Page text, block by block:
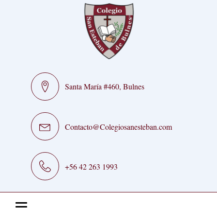
Santa María #460, Bulnes
Contacto@Colegiosanesteban.com
+56 42 263 1993